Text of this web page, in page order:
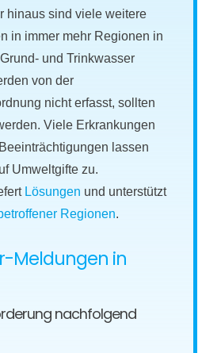
hinaus sind viele weitere
in immer mehr Regionen in
und Trinkwasser
von der
nicht erfasst, sollten
Viele Erkrankungen
lassen
Umweltgifte zu.
Lösungen und unterstützt
Regionen.
Meldungen in
nachfolgend